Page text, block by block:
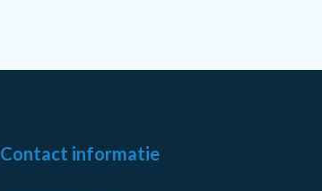
Contact informatie